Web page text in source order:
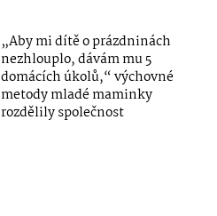
„Aby mi dítě o prázdninách
nezhlouplo, dávám mu 5
domácích úkolů,“ výchovné
metody mladé maminky
rozdělily společnost